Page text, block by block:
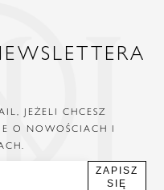
JEŻELI CHCESZ
O NOWOŚCIACH I
ZAPISZ
SIĘ